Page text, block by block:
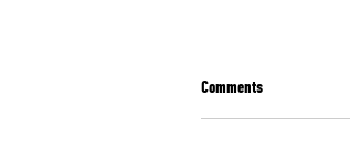
Comments